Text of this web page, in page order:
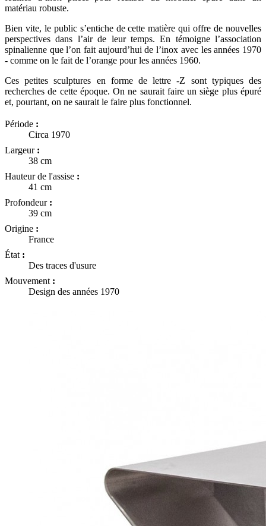
matériau robuste.
Bien vite, le public s’entiche de cette matière qui offre de nouvelles
perspectives dans l’air de leur temps. En témoigne l’association
spinalienne que l’on fait aujourd’hui de l’inox avec les années 1970
- comme on le fait de l’orange pour les années 1960.
Ces petites sculptures en forme de lettre -Z sont typiques des
recherches de cette époque. On ne saurait faire un siège plus épuré
et, pourtant, on ne saurait le faire plus fonctionnel.
Période :
Circa 1970
Largeur :
38 cm
Hauteur de l'assise :
41 cm
Profondeur :
39 cm
Origine :
France
État :
Des traces d'usure
Mouvement :
Design des années 1970